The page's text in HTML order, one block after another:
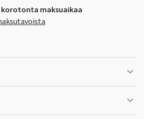
korotonta maksuaikaa